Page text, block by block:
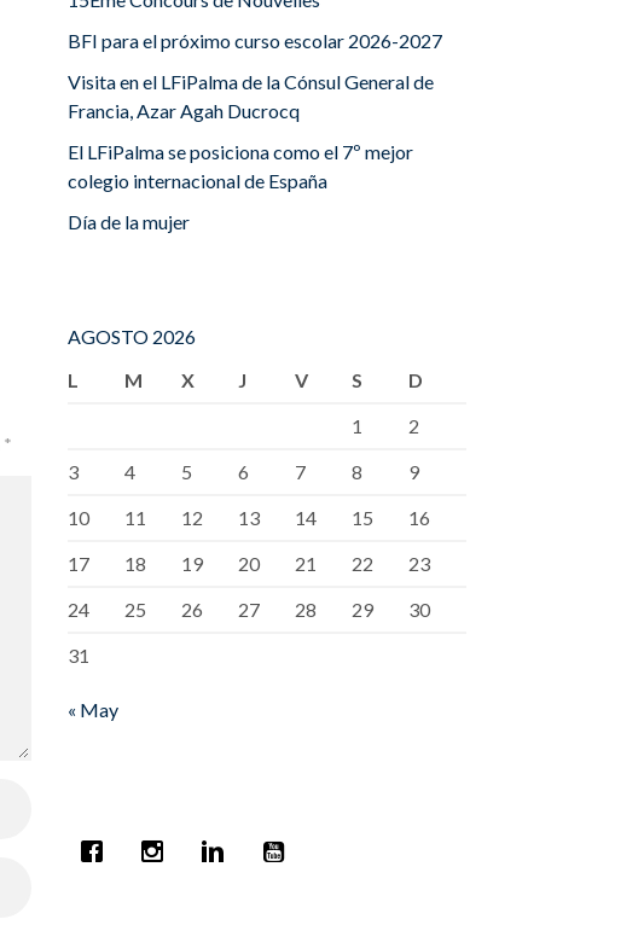
*
BFI para el próximo curso escolar 2026-2027
Visita en el LFiPalma de la Cónsul General de
Francia, Azar Agah Ducrocq
El LFiPalma se posiciona como el 7º mejor
colegio internacional de España
Día de la mujer
AGOSTO 2026
L
M X J V S
D
1
2
3
4 5 6 7 8
9
10
11 12 13 14 15
16
17
18 19 20 21 22
23
24
25 26 27 28 29
30
31
« May